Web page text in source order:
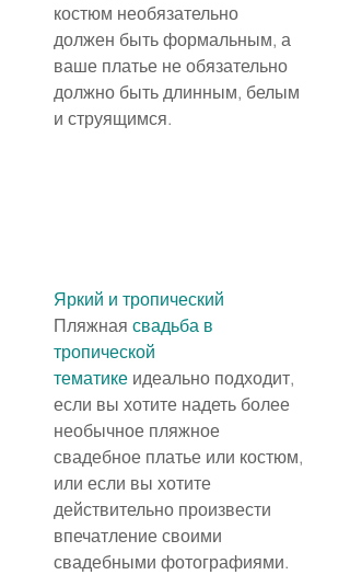
костюм необязательно
должен быть формальным, а
ваше платье не обязательно
должно быть длинным, белым
и струящимся.
Яркий и тропический
Пляжная свадьба в
тропической
тематике идеально подходит,
если вы хотите надеть более
необычное пляжное
свадебное платье или костюм,
или если вы хотите
действительно произвести
впечатление своими
свадебными фотографиями.